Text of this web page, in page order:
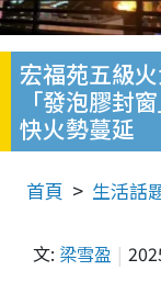
宏福苑五級
「發泡膠封
快火勢蔓延
首頁 生活話
文: 梁雪盈